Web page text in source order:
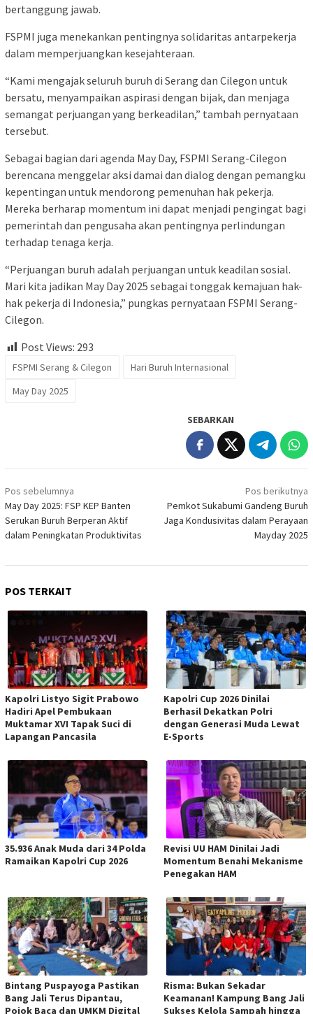
bertanggung jawab.
FSPMI juga menekankan pentingnya solidaritas antarpekerja
dalam memperjuangkan kesejahteraan.
“Kami mengajak seluruh buruh di Serang dan Cilegon untuk
bersatu, menyampaikan aspirasi dengan bijak, dan menjaga
semangat perjuangan yang berkeadilan,” tambah pernyataan
tersebut.
Sebagai bagian dari agenda May Day, FSPMI Serang-Cilegon
berencana menggelar aksi damai dan dialog dengan pemangku
kepentingan untuk mendorong pemenuhan hak pekerja.
Mereka berharap momentum ini dapat menjadi pengingat bagi
pemerintah dan pengusaha akan pentingnya perlindungan
terhadap tenaga kerja.
“Perjuangan buruh adalah perjuangan untuk keadilan sosial.
Mari kita jadikan May Day 2025 sebagai tonggak kemajuan hak-
hak pekerja di Indonesia,” pungkas pernyataan FSPMI Serang-
Cilegon.
Post Views: 293
FSPMI Serang & Cilegon
Hari Buruh Internasional
May Day 2025
SEBARKAN
Navigasi
pos
Pos sebelumnya
May Day 2025: FSP KEP Banten
Serukan Buruh Berperan Aktif
dalam Peningkatan Produktivitas
Pos berikutnya
Pemkot Sukabumi Gandeng Buruh
Jaga Kondusivitas dalam Perayaan
Mayday 2025
POS TERKAIT
Kapolri Listyo Sigit Prabowo
Hadiri Apel Pembukaan
Muktamar XVI Tapak Suci di
Lapangan Pancasila
Kapolri Cup 2026 Dinilai
Berhasil Dekatkan Polri
dengan Generasi Muda Lewat
E-Sports
35.936 Anak Muda dari 34 Polda
Ramaikan Kapolri Cup 2026
Revisi UU HAM Dinilai Jadi
Momentum Benahi Mekanisme
Penegakan HAM
Bintang Puspayoga Pastikan
Bang Jali Terus Dipantau,
Pojok Baca dan UMKM Digital
Risma: Bukan Sekadar
Keamanan! Kampung Bang Jali
Sukses Kelola Sampah hingga